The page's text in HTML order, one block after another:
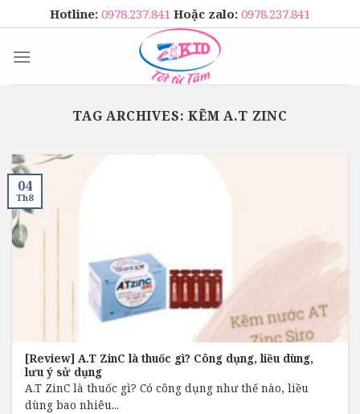
to
content
Hotline: 0978.237.841 Hoặc zalo: 0978.237.841
TAG ARCHIVES:KẼM A.T ZINC
[Review] A.T ZinC là thuốc gì? Công dụng, liều dùng,
lưu ý sử dụng
A.T ZinC là thuốc gì? Có công dụng như thế nào, liều
dùng bao nhiêu...
04
Th8